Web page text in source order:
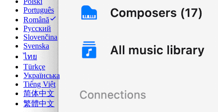
Português
Română
Русский
Slovenčina
Svenska
ไทย
Türkçe
Українська
Tiếng Việt
简体中文
繁體中文